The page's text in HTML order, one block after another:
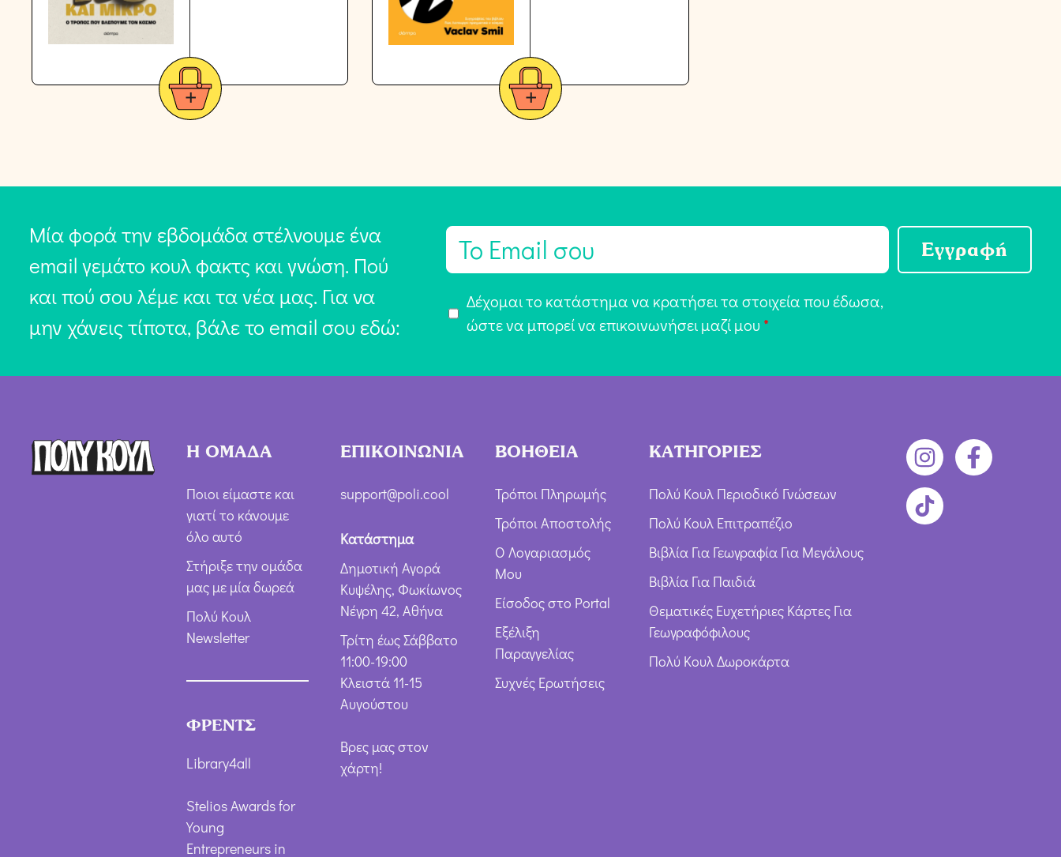
Μία φορά την εβδομάδα στέλνουμε ένα
email γεμάτο κουλ φακτς και γνώση. Πού
και πού σου λέμε και τα νέα μας. Για να
μην χάνεις τίποτα, βάλε το email σου εδώ:
E
i
π
δ
ή
ρ
Δέχομαι το κατάστημα να κρατήσει τα στοιχεία που έδωσα,
ώστε να μπορεί να επικοινωνήσει μαζί μου *
Εγγραφή
Η ΟΜΑΔΑ
Ποιοι είμαστε και
γιατί το κάνουμε
όλο αυτό
Στήριξε την ομάδα
μας με μία δωρεά
Πολύ Κουλ
Newsletter
ΦΡΕΝΤΣ
Library4all
Stelios Awards for
Young
Entrepreneurs in
ΕΠΙΚΟΙΝΩΝΙΑ
support@poli.cool
Κατάστημα
Δημοτική Αγορά
Κυψέλης, Φωκίωνος
Νέγρη 42, Αθήνα
Τρίτη έως Σάββατο
11:00-19:00
Κλειστά 11-15
Αυγούστου
Βρες μας στον
χάρτη!
ΒΟΗΘΕΙΑ
Τρόποι Πληρωμής
Τρόποι Αποστολής
Ο Λογαριασμός
Μου
Είσοδος στο Portal
Εξέλιξη
Παραγγελίας
Συχνές Ερωτήσεις
ΚΑΤΗΓΟΡΙΕΣ
Πολύ Κουλ Περιοδικό Γνώσεων
Πολύ Κουλ Επιτραπέζιο
Βιβλία Για Γεωγραφία Για Μεγάλους
Βιβλία Για Παιδιά
Θεματικές Ευχετήριες Κάρτες Για
Γεωγραφόφιλους
Πολύ Κουλ Δωροκάρτα